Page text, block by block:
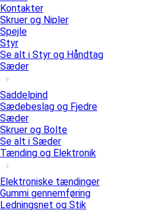
Kontakter
Skruer og Nipler
Spejle
Styr
Se alt i Styr og Håndtag
Sæder
Saddelpind
Sædebeslag og Fjedre
Sæder
Skruer og Bolte
Se alt i Sæder
Tænding og Elektronik
Elektroniske tændinger
Gummi gennemføring
Ledningsnet og Stik